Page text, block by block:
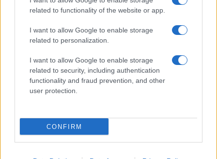
related to functionality of the website or app.
I want to allow Google to enable storage
related to personalization.
I want to allow Google to enable storage
related to security, including authentication
functionality and fraud prevention, and other
user protection.
CONFIRM
Πολιτική Απορρήτου
Όροι Χρήσης
Copyright © 2012 - 2026 iPaideia.gr. All rights reserved.
Developed by